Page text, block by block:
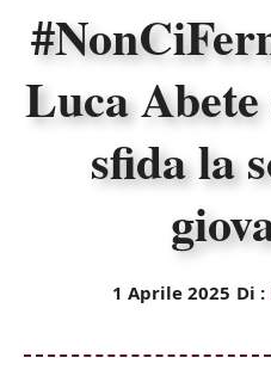
Luca
sfida la
1 Aprile 2025 Di :